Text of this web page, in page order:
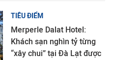
TIÊU ĐIỂM
Merperle Dalat Hotel:
Khách sạn nghìn tỷ từng
“xây chui” tại Đà Lạt được